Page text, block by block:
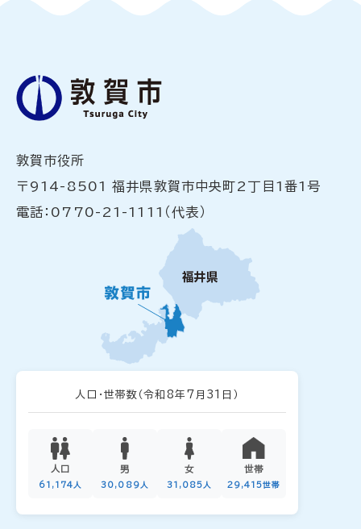
敦賀市役所
〒914-8501 福井県敦賀市中央町2丁目1番1号
電話：0770-21-1111（代表）
人口・世帯数 （令和8年7月31日）
人口
61,174人
男
30,089人
女
31,085人
世帯
29,415世帯